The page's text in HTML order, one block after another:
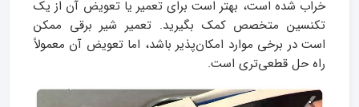
خراب شده است، بهتر است برای تعمیر یا تعویض آن از یک
تکنسین متخصص کمک بگیرید. تعمیر شیر برقی ممکن
است در برخی موارد امکان‌پذیر باشد، اما تعویض آن معمولاً
راه حل قطعی‌تری است.